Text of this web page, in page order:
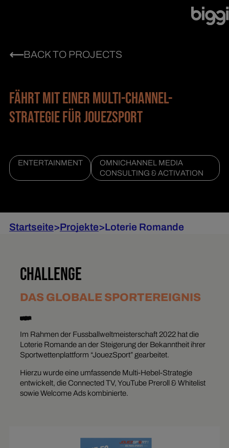
BACK TO PROJECTS
FÄHRT MIT EINER MULTI-CHANNEL-
STRATEGIE FÜR JOUEZSPORT
ENTERTAINMENT
OMNICHANNEL MEDIA
CONSULTING & ACTIVATION
Startseite>Projekte>Loterie Romande
CHALLENGE
DAS GLOBALE SPORTEREIGNIS
Im Rahmen der Fussballweltmeisterschaft 2022 hat die
Loterie Romande an der Steigerung der Bekanntheit ihrer
Sportwettenplattform “JouezSport” gearbeitet.
Hierzu wurde eine umfassende Multi-Hebel-Strategie
entwickelt, die Connected TV, YouTube Preroll & Whitelist
sowie Welcome Ads kombinierte.